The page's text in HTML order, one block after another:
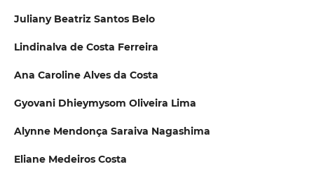
Juliany Beatriz Santos Belo
Lindinalva de Costa Ferreira
Ana Caroline Alves da Costa
Gyovani Dhieymysom Oliveira Lima
Alynne Mendonça Saraiva Nagashima
Eliane Medeiros Costa